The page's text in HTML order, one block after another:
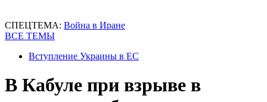
СПЕЦТЕМА: Война в Иране
ВСЕ ТЕМЫ
Вступление Украины в ЕС
В Кабуле при взрыве в